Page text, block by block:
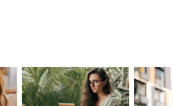
Jaki iPad kupić w
2025? Praktyczny
poradnik
Jak